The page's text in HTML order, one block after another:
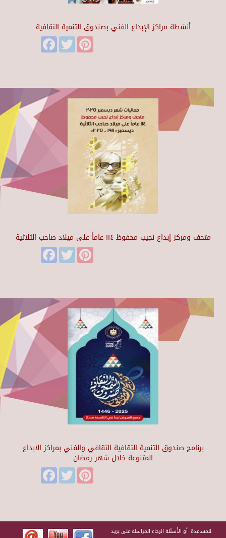
أنشطة مراكز الإبداع الفني بصندوق التنمية الثقافية
FacebookTwitter
متحف ومركز إبداع نجيب محفوظ ١١٤ عاماً على ميلاد صاحب الثلاثية
FacebookTwitter
برنامج صندوق التنمية الثقافية الثقافي والفني بمراكز الابداع
المتنوعة خلال شهر رمضان
FacebookTwitter
للمساعدة أو الأسئلة الرجاء المراسلة على بريد